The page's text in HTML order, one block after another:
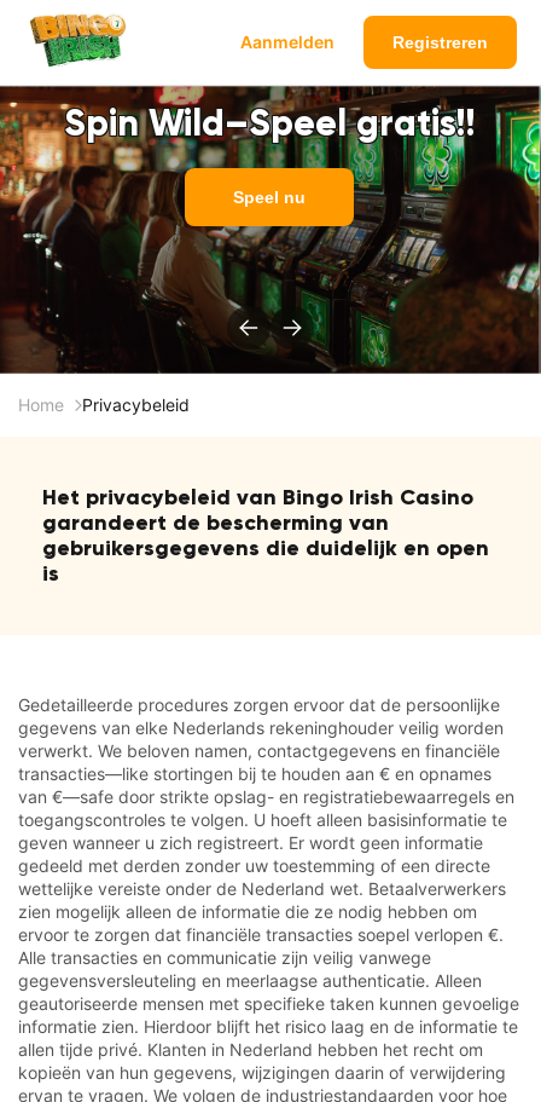
Aanmelden Registreren
Spin Wild–Speel gratis!!
Speel nu
Home Privacybeleid
Het privacybeleid van Bingo Irish Casino
garandeert de bescherming van
gebruikersgegevens die duidelijk en open
is
Gedetailleerde procedures zorgen ervoor dat de persoonlijke
gegevens van elke Nederlands rekeninghouder veilig worden
verwerkt. We beloven namen, contactgegevens en financiële
transacties—like stortingen bij te houden aan € en opnames
van €—safe door strikte opslag- en registratiebewaarregels en
toegangscontroles te volgen. U hoeft alleen basisinformatie te
geven wanneer u zich registreert. Er wordt geen informatie
gedeeld met derden zonder uw toestemming of een directe
wettelijke vereiste onder de Nederland wet. Betaalverwerkers
zien mogelijk alleen de informatie die ze nodig hebben om
ervoor te zorgen dat financiële transacties soepel verlopen €.
Alle transacties en communicatie zijn veilig vanwege
gegevensversleuteling en meerlaagse authenticatie. Alleen
geautoriseerde mensen met specifieke taken kunnen gevoelige
informatie zien. Hierdoor blijft het risico laag en de informatie te
allen tijde privé. Klanten in Nederland hebben het recht om
kopieën van hun gegevens, wijzigingen daarin of verwijdering
ervan te vragen. We volgen de industriestandaarden voor hoe